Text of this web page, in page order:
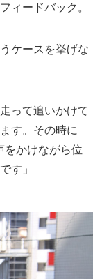
ィードバック。
ケースを挙げな
って追いかけて
す。その時に
をかけながら位
す」